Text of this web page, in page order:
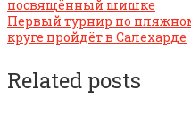
посвящённый шишке
Первый турнир по
круге пройдёт в Салехарде
Related posts